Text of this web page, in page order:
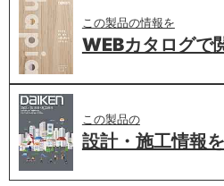
この製品の情報を
WEBカタログで
この製品の
設計・施工情報を